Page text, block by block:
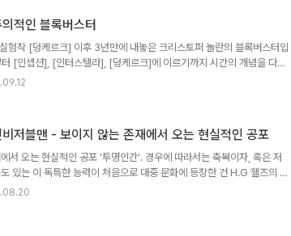
지 짐작조차 어려웠던 [테넷]은 평소 제임스 본드 무비를 좋아한다고 알
란의 첫 번째 첩보물이다. 간지나는 수트를 입은 스파이와 전 ..
적인 블록버스터
험작 [덩케르크] 이후 3년만에 내놓은 크리스토퍼 놀란의 블록버스터입
[인셉션], [인터스텔라], [덩케르크]에 이르기까지 시간의 개념을 다양
놀란답게 이번 작품에서도 시간을 뒤트는 기발한 방법을 생각해 냅니
. 뭔가 스토리를 보면 한 편의 애니메이션 스럽기도 하네요. [인터스텔
자 킵 손의 자문을 받아가며 완성한 [테넷]에는 평소 생각하지 못했던 물
저블맨 - 보이지 않는 존재에서 오는 현실적인 공포
서 오는 현실적인 공포 ‘투명인간’. 경우에 따라서는 축복이자, 혹은 저
있는 이 독특한 능력이 처음으로 대중 문화에 등장한 건 H.G 웰즈의 소
해서다. 필자는 이 소설을 중학교 때 접하게 되었는데 반쯤은 흥미위주의